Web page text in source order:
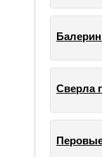
Сверла